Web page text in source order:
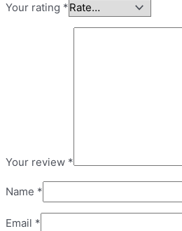
Your rating *
Your review *
Name *
Email *